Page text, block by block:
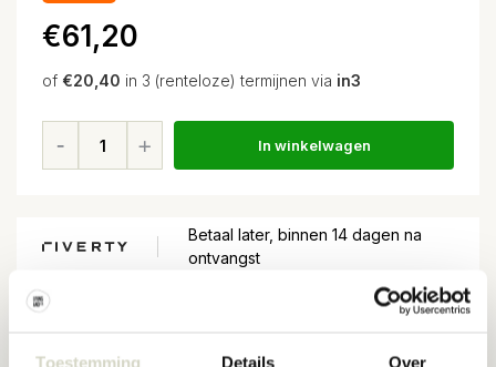
Toestemming Details Over
€61,20
of €20,40 in 3 (renteloze) termijnen via in3
In winkelwagen
Betaal later, binnen 14 dagen na
ontvangst
Gratis verzending
vanaf EUR 100,-